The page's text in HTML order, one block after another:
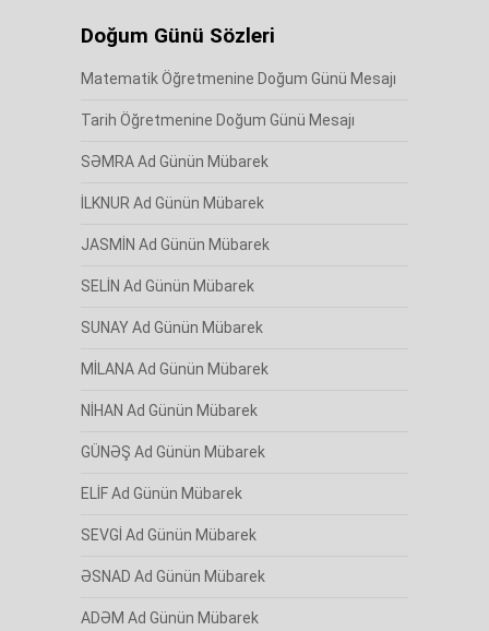
Doğum Günü Sözleri
Matematik Öğretmenine Doğum Günü Mesajı
Tarih Öğretmenine Doğum Günü Mesajı
SƏMRA Ad Günün Mübarek
İLKNUR Ad Günün Mübarek
JASMİN Ad Günün Mübarek
SELİN Ad Günün Mübarek
SUNAY Ad Günün Mübarek
MİLANA Ad Günün Mübarek
NİHAN Ad Günün Mübarek
GÜNƏŞ Ad Günün Mübarek
ELİF Ad Günün Mübarek
SEVGİ Ad Günün Mübarek
ƏSNAD Ad Günün Mübarek
ADƏM Ad Günün Mübarek